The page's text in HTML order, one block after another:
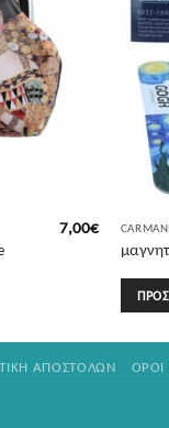
7,00€ CARMANI
ΑΠΟΣΤΟΛΏΝ ΌΡΟΙ